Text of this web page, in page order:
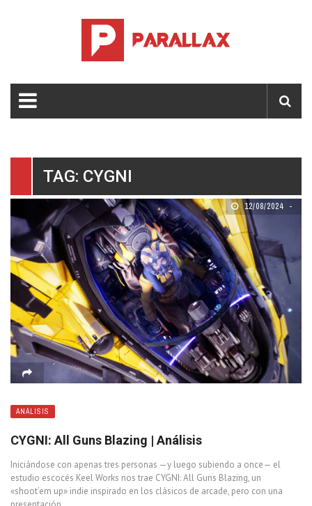
TAG: CYGNI
12/08/2024
ANÁLISIS
CYGNI: All Guns Blazing | Análisis
Iniciándose con apenas tres personas —y luego subiendo a once— el
estudio escocés Keel Works nos trae CYGNI: All Guns Blazing, un
«shoot’em up» indie inspirado en los clásicos de arcade, pero con una